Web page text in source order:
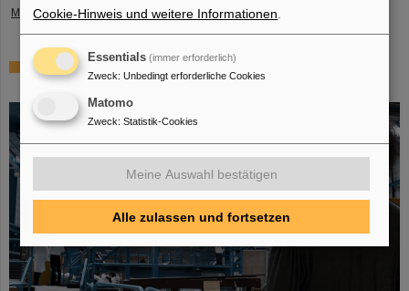
Mehr »
ANOMALIE – Die Darmstädter Science-Fiction-Serie am
21.11.2024 bei GSI/FAIR erleben
Cookie-Hinweis und weitere Informationen
Essentials (immer erforderlich)
Zweck: Unbedingt erforderliche Cookies
Matomo
Zweck: Statistik-Cookies
Meine Auswahl bestätigen
Alle zulassen und fortsetzen